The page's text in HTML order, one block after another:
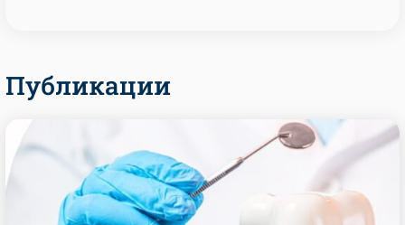
Публикации